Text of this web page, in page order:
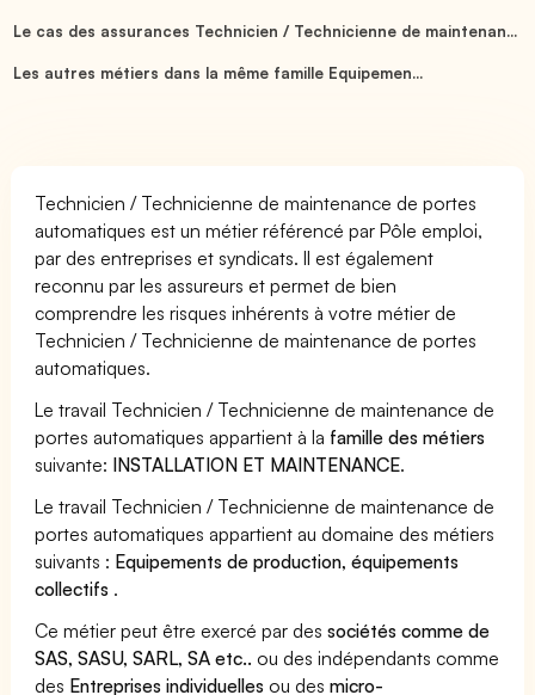
Le cas des assurances Technicien / Technicienne de maintenan...
Les autres métiers dans la même famille Equipemen...
Technicien / Technicienne de maintenance de portes
automatiques est un métier référencé par Pôle emploi,
par des entreprises et syndicats. Il est également
reconnu par les assureurs et permet de bien
comprendre les risques inhérents à votre métier de
Technicien / Technicienne de maintenance de portes
automatiques.
Le travail Technicien / Technicienne de maintenance de
portes automatiques appartient à la famille des métiers
suivante: INSTALLATION ET MAINTENANCE.
Le travail Technicien / Technicienne de maintenance de
portes automatiques appartient au domaine des métiers
suivants : Equipements de production, équipements
collectifs .
Ce métier peut être exercé par dessociétés comme de
SAS, SASU, SARL, SA etc.. ou des indépendants comme
des Entreprises individuelles ou desmicro-